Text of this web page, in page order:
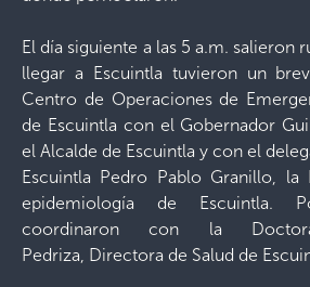
El día siguiente a las 5 a.m. salieron
llegar a Escuintla tuvieron un
Centro de Operaciones de
de Escuintla con el Gobernador
el Alcalde de Escuintla y con el
Escuintla Pedro Pablo Granillo, la
epidemiología de Escuintla.
coordinaron con la
Pedriza, Directora de Salud de